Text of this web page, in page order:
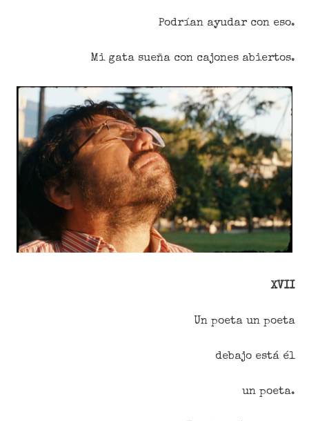
Podrían ayudar con eso.
Mi gata sueña con cajones abiertos.
XVII
Un poeta un poeta
debajo está él
un poeta.